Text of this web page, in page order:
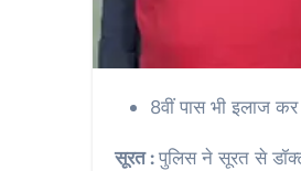
8वीं पास भी इलाज कर
सूरत :पुलिस ने सूरत से